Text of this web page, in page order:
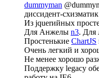
dummyman
диссидент-схизматик
Из jquerийных
Для Анжелы n3. Для
Простенькие ChartJS
Очень легкий и
Не менее хорошо
Поддержку legacy